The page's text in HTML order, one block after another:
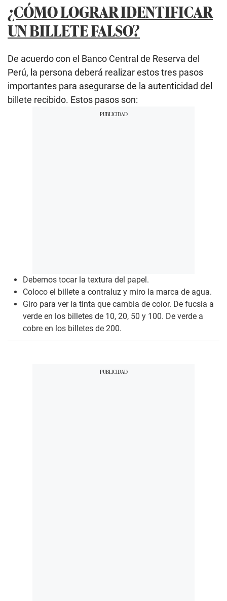
¿CÓMO LOGRAR IDENTIFICAR
UN BILLETE FALSO?
De acuerdo con el Banco Central de Reserva del
Perú, la persona deberá realizar estos tres pasos
importantes para asegurarse de la autenticidad del
billete recibido. Estos pasos son:
Debemos tocar la textura del papel.
Coloco el billete a contraluz y miro la marca de agua.
Giro para ver la tinta que cambia de color. De fucsia a
verde en los billetes de 10, 20, 50 y 100. De verde a
cobre en los billetes de 200.